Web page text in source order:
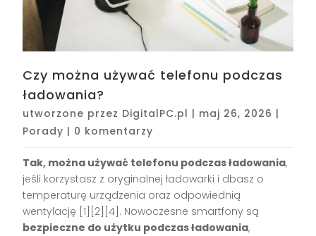
Czy można używać telefonu podczas
ładowania?
utworzone przez DigitalPC.pl | maj 26, 2026 |
Porady | 0 komentarzy
Tak, można używać telefonu podczas ładowania,
jeśli korzystasz z oryginalnej ładowarki i dbasz o
temperaturę urządzenia oraz odpowiednią
wentylację [1][2][4]. Nowoczesne smartfony są
bezpieczne do użytku podczas ładowania,